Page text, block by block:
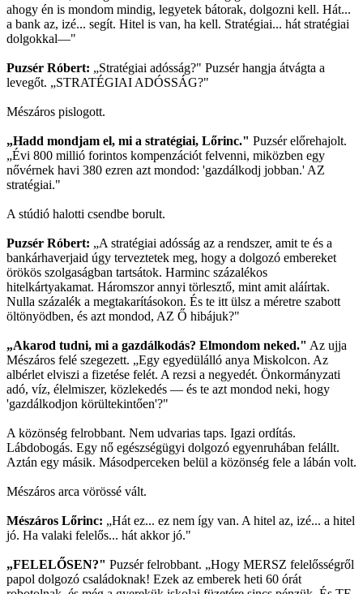
ahogy én is mondom mindig, legyetek bátorak, dolgozni kell. Hát...
a bank az, izé... segít. Hitel is van, ha kell. Stratégiai... hát stratégiai
dolgokkal—"
Puzsér Róbert: „Stratégiai adósság?" Puzsér hangja átvágta a
levegőt. „STRATÉGIAI ADÓSSÁG?"
Mészáros pislogott.
„Hadd mondjam el, mi a stratégiai, Lőrinc." Puzsér előrehajolt.
„Évi 800 millió forintos kompenzációt felvenni, miközben egy
nővérnek havi 380 ezren azt mondod: 'gazdálkodj jobban.' AZ
stratégiai."
A stúdió halotti csendbe borult.
Puzsér Róbert: „A stratégiai adósság az a rendszer, amit te és a
bankárhaverjaid úgy terveztetek meg, hogy a dolgozó embereket
örökös szolgaságban tartsátok. Harminc százalékos
hitelkártyakamat. Háromszor annyi törlesztő, mint amit aláírtak.
Nulla százalék a megtakarításokon. És te itt ülsz a méretre szabott
öltönyödben, és azt mondod, AZ Ő hibájuk?"
„Akarod tudni, mi a gazdálkodás? Elmondom neked." Az ujja
Mészáros felé szegezett. „Egy egyedülálló anya Miskolcon. Az
albérlet elviszi a fizetése felét. A rezsi a negyedét. Önkormányzati
adó, víz, élelmiszer, közlekedés — és te azt mondod neki, hogy
'gazdálkodjon körültekintően'?"
A közönség felrobbant. Nem udvarias taps. Igazi ordítás.
Lábdobogás. Egy nő egészségügyi dolgozó egyenruhában felállt.
Aztán egy másik. Másodperceken belül a közönség fele a lábán volt.
Mészáros arca vörössé vált.
Mészáros Lőrinc: „Hát ez... ez nem így van. A hitel az, izé... a hitel
jó. Ha valaki felelős... hát akkor jó."
„FELELŐSEN?" Puzsér felrobbant. „Hogy MERSZ felelősségről
papol dolgozó családoknak! Ezek az emberek heti 60 órát